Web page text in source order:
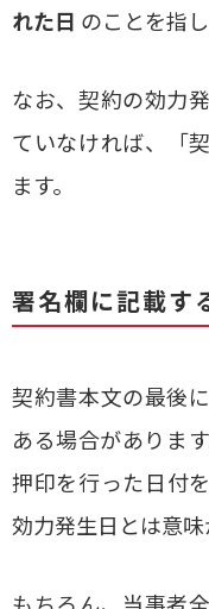
れた日 のことを指し
なお、契約の効力
ていなければ、「
ます。
署名欄に記載す
契約書本文の最後
ある場合がありま
押印を行った日付
効力発生日とは意味